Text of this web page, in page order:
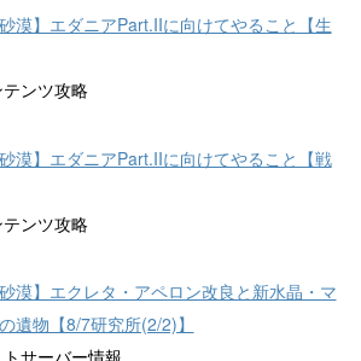
砂漠】エダニアPart.IIに向けてやること【生
ンツ攻略
砂漠】エダニアPart.IIに向けてやること【戦
ンツ攻略
砂漠】エクレタ・アペロン改良と新水晶・マ
遺物【8/7研究所(2/2)】